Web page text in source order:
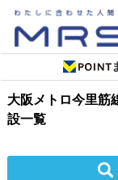
大阪メトロ今里筋
設一覧